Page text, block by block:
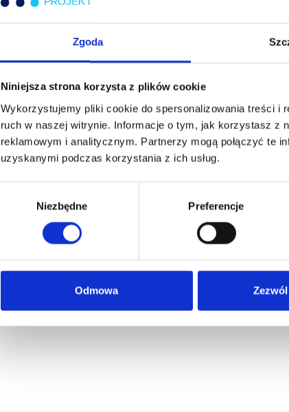
Zgoda
Niniejsza strona korzysta z plików cookie
Wykorzystujemy pliki cookie do spersonalizowania treści i
ruch w naszej witrynie. Informacje o tym, jak korzystasz z
reklamowym i analitycznym. Partnerzy mogą połączyć te
uzyskanymi podczas korzystania z ich usług.
Niezbędne Preferencje
Odmowa
NA SKRÓTY
Kursy stacjonarne
Kursy online
Neuro Klub
Nasz zespół
Gabinet
WARTO WIEDZIEĆ
Dofinansowania
Raty
Regulamin
Polityka Prywatności
Polityka Jakości
© 2026 Neuro Projekt Wszelkie prawa